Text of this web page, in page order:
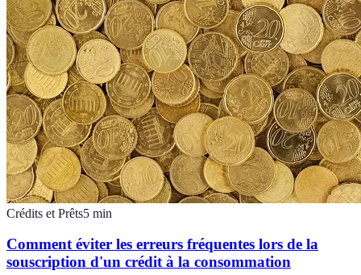
Crédits et Prêts5 min
Comment éviter les erreurs fréquentes lors de la
souscription d'un crédit à la consommation